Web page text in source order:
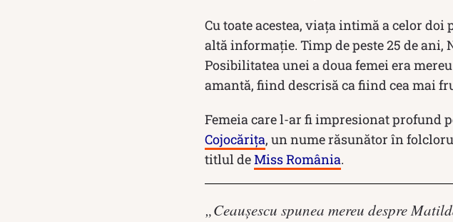
Cu toate acestea, viața intimă a celor
altă informație. Timp de peste 25 de ani,
Posibilitatea unei a doua femei era
amantă, fiind descrisă ca fiind cea mai
Femeia care l-ar fi impresionat profund
Cojocărița, un nume răsunător în
titlul deMiss România.
„Ceaușescu spunea mereu despre